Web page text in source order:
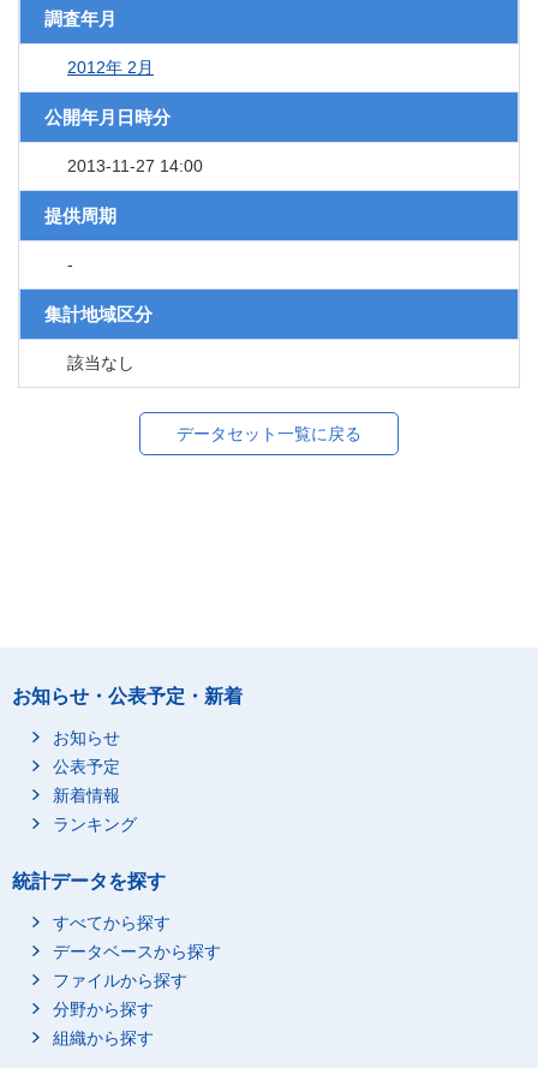
調査年月
2012年 2月
公開年月日時分
2013-11-27 14:00
提供周期
-
集計地域区分
該当なし
データセット一覧に戻る
お知らせ・公表予定・新着
お知らせ
公表予定
新着情報
ランキング
統計データを探す
すべてから探す
データベースから探す
ファイルから探す
分野から探す
組織から探す